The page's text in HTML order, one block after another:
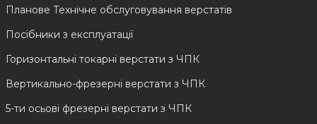
Планове Технічне обслуговування верстатів
Посібники з експлуатації
Горизонтальні токарні верстати з ЧПК
Вертикально-фрезерні верстати з ЧПК
5-ти осьові фрезерні верстати з ЧПК